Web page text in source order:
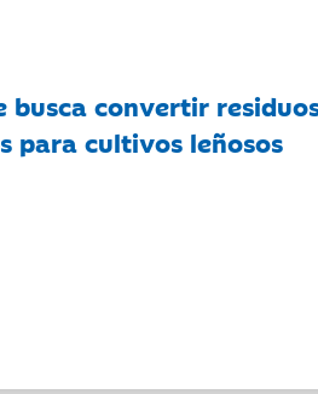
busca convertir
para cultivos leñosos